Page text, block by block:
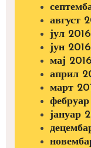
август
јул 2016
јун 2016
мај 2016
април
март
јануар